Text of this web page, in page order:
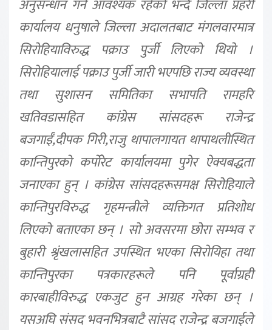
अनुसन्धान गर्न आवश्यक रहेको भन्दै जिल्ला प्रहरी
कार्यालय धनुषाले जिल्ला अदालतबाट मंगलवारमात्र
सिरोहियाविरुद्ध पक्राउ पुर्जी लिएको थियो ।
सिरोहियालाई पक्राउ पुर्जी जारी भएपछि राज्य व्यवस्था
तथा सुशासन समितिका सभापति रामहरि
खतिवडासहित कांग्रेस सांसदहरू राजेन्द्र
बजगाईँ,दीपक गिरी,राजु थापालगायत थापाथलीस्थित
कान्तिपुरको कर्पोरेट कार्यालयमा पुगेर ऐक्यबद्धता
जनाएका हुन् । कांग्रेस सांसदहरूसमक्ष सिरोहियाले
कान्तिपुरविरुद्ध गृहमन्त्रीले व्यक्तिगत प्रतिशोध
लिएको बताएका छन् । सो अवसरमा छोरा सम्भव र
बुहारी श्रृंखलासहित उपस्थित भएका सिरोयिहा तथा
कान्तिपुरका पत्रकारहरूले पनि पूर्वाग्रही
कारबाहीविरुद्ध एकजुट हुन आग्रह गरेका छन् ।
यसअघि संसद भवनभित्रबाटै सांसद राजेन्द्र बजगाईले